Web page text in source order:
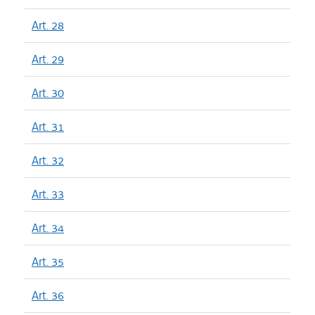
Art. 28
Art. 29
Art. 30
Art. 31
Art. 32
Art. 33
Art. 34
Art. 35
Art. 36